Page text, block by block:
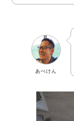
あべけん